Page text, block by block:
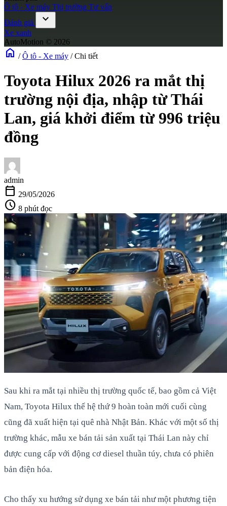
Ô tô - Xe máy Thị trường Tư vấn
Đánh giá
expand_more
Xe xanh
AutoMotion © 2026
home / Ô tô - Xe máy / Chi tiết
Toyota Hilux 2026 ra mắt thị
trường nội địa, nhập từ Thái
Lan, giá khởi điểm từ 996 triệu
đồng
admin
calendar_today 29/05/2026
schedule 8 phút đọc
Sau khi ra mắt tại nhiều thị trường quốc tế, bao gồm cả Việt
Nam, Toyota Hilux thế hệ thứ 9 hoàn toàn mới cuối cùng
cũng đã xuất hiện tại quê nhà Nhật Bản. Khác với một số thị
trường khác, mẫu xe bán tải sản xuất tại Thái Lan này chỉ
được cung cấp với động cơ diesel thuần túy, chưa có phiên
bản điện hóa.
Cho thấy xu hướng sử dụng xe bán tải như một phương tiện